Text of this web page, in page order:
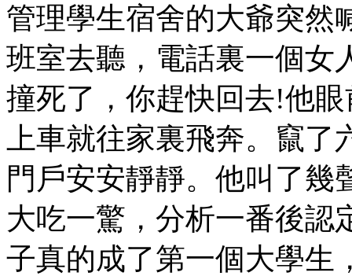
管理學生宿舍的大爺突然
班室去聽，電話裏一個女
撞死了，你趕快回去!他
上車就往家裏飛奔。竄
門戶安安靜靜。他叫了幾
大吃一驚，分析一番後認
子真的成了第一個大學生